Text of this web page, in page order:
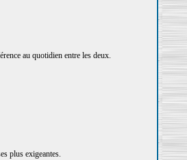
au quotidien entre les deux.
plus exigeantes.